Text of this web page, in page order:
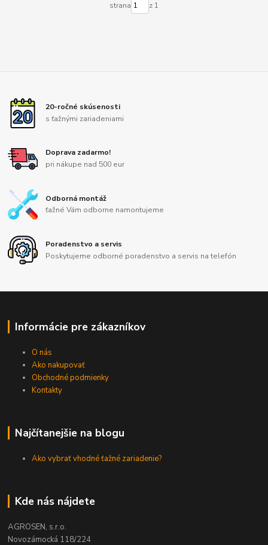
strana z 1
20-ročné skúsenosti
s ťažnými zariadeniami
Doprava zadarmo!
pri nákupe nad 500 eur
Odborná montáž
ťažné Vám odborne namontujeme
Poradenstvo a servis
Poskytujeme odborné poradenstvo a servis na telefón
Informácie pre zákazníkov
O nás
Ako nakupovať
Obchodné podmienky
Kontakty
Najčítanejšie na blogu
Ako vybrať vhodné ťažné zariadenie?
Kde nás nájdete
AGROSEN, s.r.o.
Novozámocká 118/224